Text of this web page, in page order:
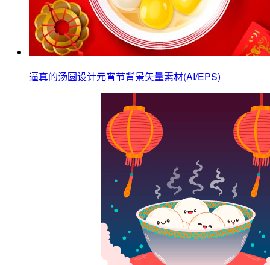
逼真的汤圆设计元宵节背景矢量素材(AI/EPS)